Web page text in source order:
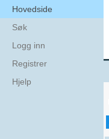
Hovedside
Søk
Logg inn
Registrer
Hjelp